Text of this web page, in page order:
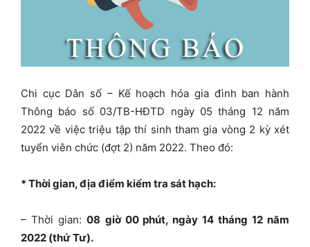
Chi cục Dân số – Kế hoạch hóa gia đình ban hành
Thông báo số 03/TB-HĐTD ngày 05 tháng 12 năm
2022 về việc triệu tập thí sinh tham gia vòng 2 kỳ xét
tuyển viên chức (đợt 2) năm 2022. Theo đó:
* Thời gian, địa điểm kiểm tra sát hạch:
– Thời gian: 08 giờ 00 phút, ngày 14 tháng 12 năm
2022 (thứ Tư).